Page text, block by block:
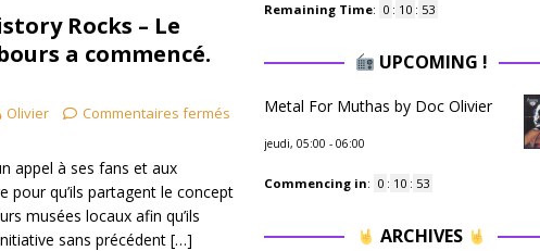
Rocks – Le
a commencé.
Olivier Commentaires fermés
appel à ses fans et aux
pour qu’ils partagent le concept
musées locaux afin qu’ils
sans précédent […]
Remaining Time: 0 : 10 : 52
UPCOMING !
Metal For Muthas by Doc Olivier
jeudi, 05:00 - 06:00
Commencing in: 0 : 10 : 52
ARCHIVES